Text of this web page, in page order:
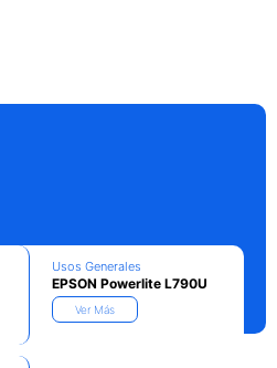
Usos Generales
EPSON Powerlite L790U
Ver Más